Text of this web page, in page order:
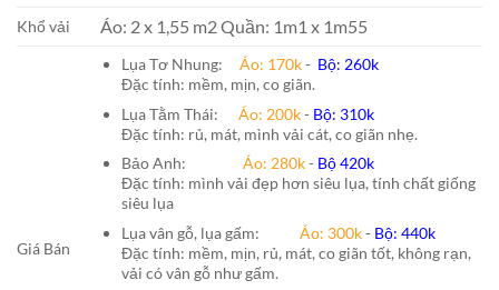
Khổ vải Áo: 2 x 1,55 m2 Quần: 1m1 x 1m55
Giá Bán
Lụa Tơ Nhung: Áo: 170k- Bộ: 260k
Đặc tính: mềm, mịn, co giãn.
Lụa Tằm Thái: Áo: 200k- Bộ: 310k
Đặc tính: rủ, mát, mình vải cát, co giãn nhẹ.
Bảo Anh: Áo: 280k- Bộ 420k
Đặc tính: mình vải đẹp hơn siêu lụa, tính chất giống
siêu lụa
Lụa vân gỗ, lụa gấm: Áo: 300k- Bộ: 440k
Đặc tính: mềm, mịn, rủ, mát, co giãn tốt, không rạn,
vải có vân gỗ như gấm.